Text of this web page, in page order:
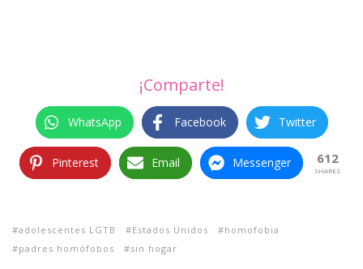
¡Comparte!
WhatsApp Facebook Twitter
Pinterest Email Messenger 612
SHARES
adolescentes LGTB Estados Unidos
homofobia
padres homófobos
sin hogar